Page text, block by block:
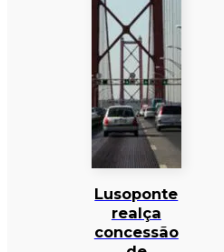
Lusoponte
realça
concessão